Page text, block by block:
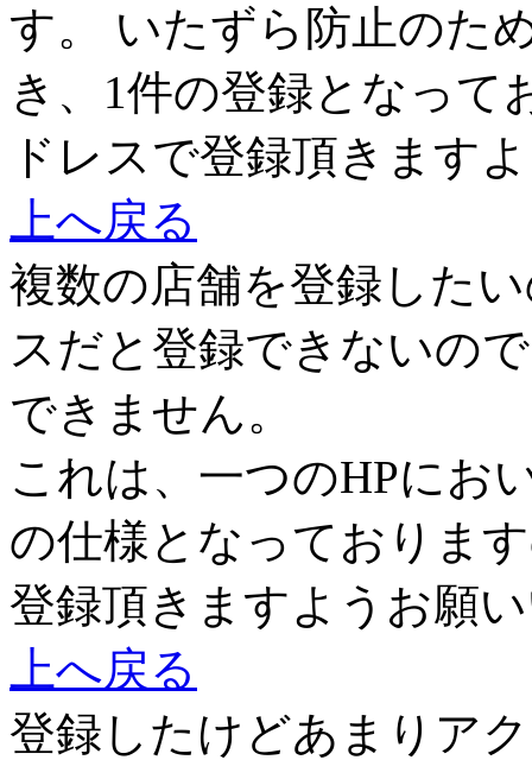
す。 いたずら防止のた
き、1件の登録となって
ドレスで登録頂きます
上へ戻る
複数の店舗を登録した
スだと登録できないの
できません。
これは、一つのHPにお
の仕様となっておりま
登録頂きますようお願
上へ戻る
登録したけどあまりア